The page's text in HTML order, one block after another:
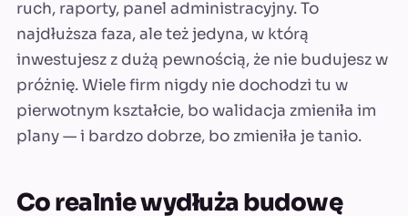
ruch, raporty, panel administracyjny. To
najdłuższa faza, ale też jedyna, w którą
inwestujesz z dużą pewnością, że nie budujesz w
próżnię. Wiele firm nigdy nie dochodzi tu w
pierwotnym kształcie, bo walidacja zmieniła im
plany — i bardzo dobrze, bo zmieniła je tanio.
Co realnie wydłuża budowę